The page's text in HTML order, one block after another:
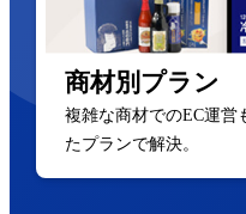
商材別プラン
複雑な商材でのEC運営
たプランで解決。